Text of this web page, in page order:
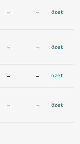
- - özet
- - özet
- - özet
- - özet